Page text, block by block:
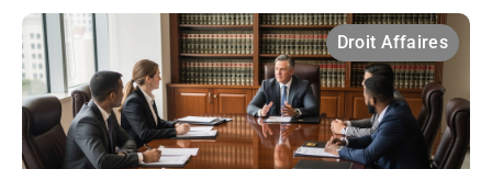
Droit Affaires